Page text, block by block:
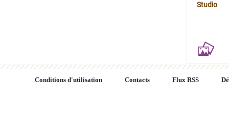
Studio
Conditions d'utilisation Contacts Flux RSS